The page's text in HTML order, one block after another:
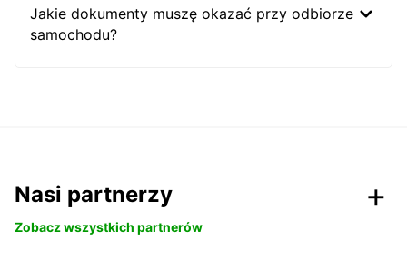
Jakie dokumenty muszę okazać przy odbiorze
samochodu?
Nasi partnerzy
Zobacz wszystkich partnerów